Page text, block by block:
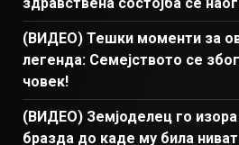
здравствена состојба се
(ВИДЕО) Тешки моменти за
легенда: Семејството се
човек!
(ВИДЕО) Земјоделец го изора
бразда до каде му била